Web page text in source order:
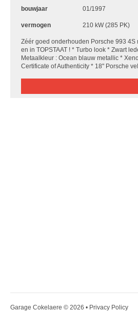
bouwjaar 01/1997
vermogen 210 kW (285 PK)
Zéér goed onderhouden Porsche 993 4S
en in TOPSTAAT ! * Turbo look * Zwart
Metaalkleur : Ocean blauw metallic *
Certificate of Authenticity * 18" Porsche
Garage Cokelaere © 2026 • Privacy Policy